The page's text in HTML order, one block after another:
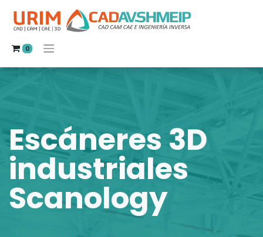
0
Escáneres 3D
industriales
Scanology